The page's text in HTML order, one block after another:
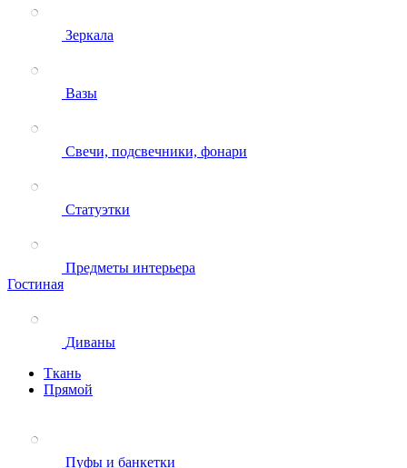
Зеркала
Вазы
Свечи, подсвечники, фонари
Статуэтки
Предметы интерьера
Гостиная
Диваны
Ткань
Прямой
Пуфы и банкетки